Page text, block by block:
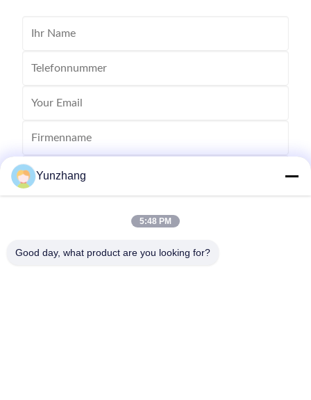
Senden
Yunzhang
5:48 PM
Good day, what product are you looking for?